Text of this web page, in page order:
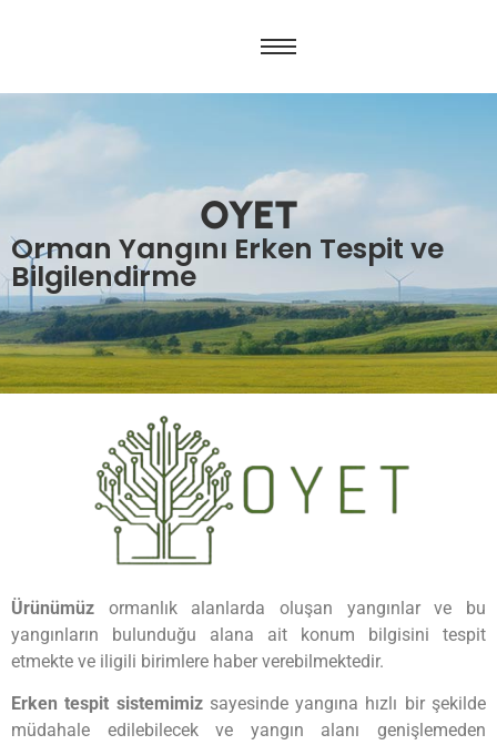
OYET
Orman Yangını Erken Tespit ve
Bilgilendirme
Ürünümüz ormanlık alanlarda oluşan yangınlar ve bu
yangınların bulunduğu alana ait konum bilgisini tespit
etmekte ve iligili birimlere haber verebilmektedir.
Erken tespit sistemimizsayesinde yangına hızlı bir şekilde
müdahale edilebilecek ve yangın alanı genişlemeden